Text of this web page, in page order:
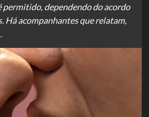
permitido, dependendo do acordo
Há acompanhantes que relatam,